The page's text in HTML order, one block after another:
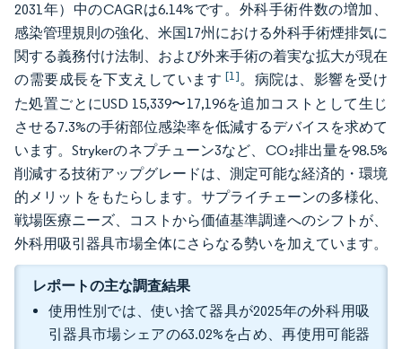
2031年）中のCAGRは6.14%です。外科手術件数の増加、
感染管理規則の強化、米国17州における外科手術煙排気に
関する義務付け法制、および外来手術の着実な拡大が現在
の需要成長を下支えしています [1]。病院は、影響を受け
た処置ごとにUSD 15,339〜17,196を追加コストとして生じ
させる7.3%の手術部位感染率を低減するデバイスを求めて
います。Strykerのネプチューン3など、CO₂排出量を98.5%
削減する技術アップグレードは、測定可能な経済的・環境
的メリットをもたらします。サプライチェーンの多様化、
戦場医療ニーズ、コストから価値基準調達へのシフトが、
外科用吸引器具市場全体にさらなる勢いを加えています。
レポートの主な調査結果
使用性別では、使い捨て器具が2025年の外科用吸
引器具市場シェアの63.02%を占め、再使用可能器